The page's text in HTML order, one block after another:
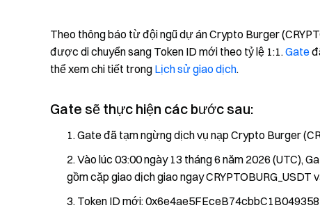
Theo thông báo từ đội ngũ dự án Crypto Burger
được di chuyển sang Token ID mới theo tỷ lệ 1:1.Gate
thể xem chi tiết trong Lịch sử giao dịch.
Gate sẽ thực hiện các bước sau:
Gate đã tạm ngừng dịch vụ nạp Crypto Burger
Vào lúc 03:00 ngày 13 tháng 6 năm 2026 (UTC),
gồm cặp giao dịch giao ngay
Token ID mới: